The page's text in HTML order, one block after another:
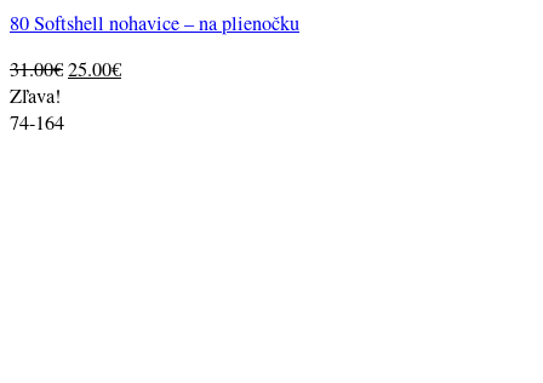
80 Softshell nohavice – na plienočku
31.00€Original
25.00€Current
Zľava!
74-164